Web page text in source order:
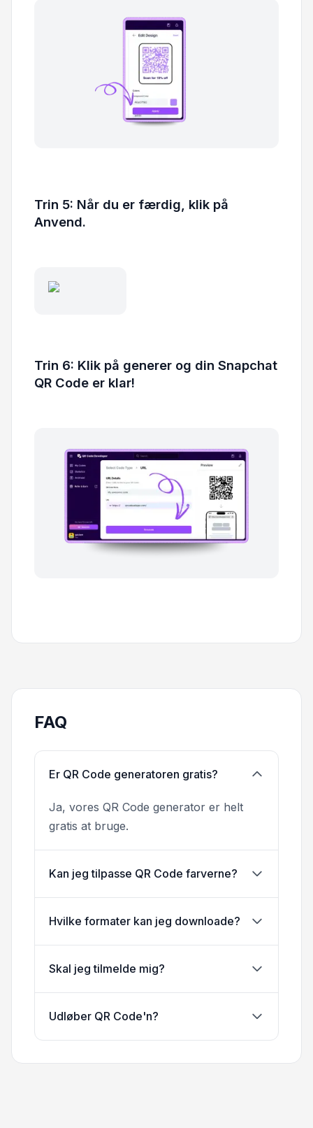
Trin 5: Når du er færdig, klik på
Anvend.
Trin 6: Klik på generer og din Snapchat
QR Code er klar!
FAQ
Er QR Code generatoren gratis?
Ja, vores QR Code generator er helt
gratis at bruge.
Kan jeg tilpasse QR Code farverne?
Hvilke formater kan jeg downloade?
Skal jeg tilmelde mig?
Udløber QR Code'n?